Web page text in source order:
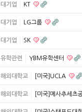
대기업 KT
대기업 LG그룹
대기업 SK
유학관련 YBM유학센터
해외대학교 [미국]UCLA
해외대학교 [미국]메사추세츠